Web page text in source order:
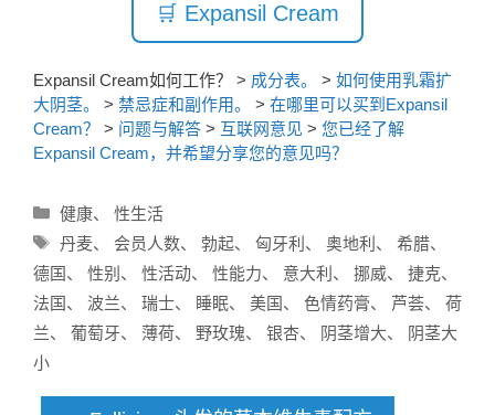
🛒 Expansil Cream
Expansil Cream如何工作？ > 成分表。 > 如何使用乳霜扩
大阴茎。
> 禁忌症和副作用。 > 在哪里可以买到Expansil
Cream？
> 问题与解答 > 互联网意见 > 您已经了解
Expansil Cream，并希望分享您的意见吗？
分
类
健康、 性生活
标
签
丹麦、 会员人数、 勃起、 匈牙利 、 奥地利 、 希腊、
德国、 性别 、 性活动、 性能力、 意大利 、 挪威、 捷克、
法国、 波兰、 瑞士、 睡眠、 美国、 色情药膏、 芦荟、 荷
兰、 葡萄牙、 薄荷、 野玫瑰、 银杏、 阴茎增大、
阴茎大
小